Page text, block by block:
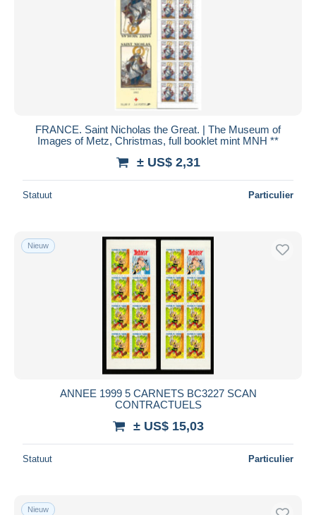
FRANCE. Saint Nicholas the Great. | The Museum of
Images of Metz, Christmas, full booklet mint MNH **
± US$ 2,31
Statuut Particulier
Nieuw
ANNEE 1999 5 CARNETS BC3227 SCAN
CONTRACTUELS
± US$ 15,03
Statuut Particulier
Nieuw